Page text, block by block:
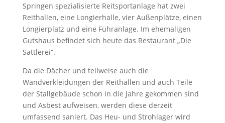
Springen spezialisierte Reitsportanlage hat zwei
Reithallen, eine Longierhalle, vier Außenplätze, einen
Longierplatz und eine Führanlage. Im ehemaligen
Gutshaus befindet sich heute das Restaurant „Die
Sattlerei“.
Da die Dächer und teilweise auch die
Wandverkleidungen der Reithallen und auch Teile
der Stallgebäude schon in die Jahre gekommen sind
und Asbest aufweisen, werden diese derzeit
umfassend saniert. Das Heu- und Strohlager wird